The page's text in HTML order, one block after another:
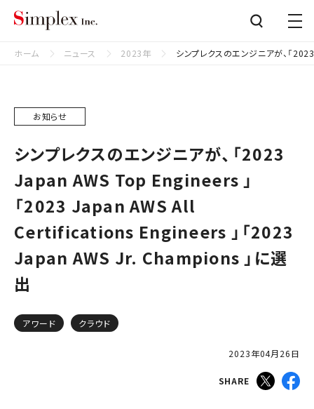
ホーム ニュース 2023年 シンプレクスのエンジニアが、「
お知らせ
シンプレクスのエンジニアが、「2023
Japan AWS Top Engineers 」
「2023 Japan AWS All
Certifications Engineers 」「2023
Japan AWS Jr. Champions 」に選
出
アワード クラウド
2023年04月26日
SHARE